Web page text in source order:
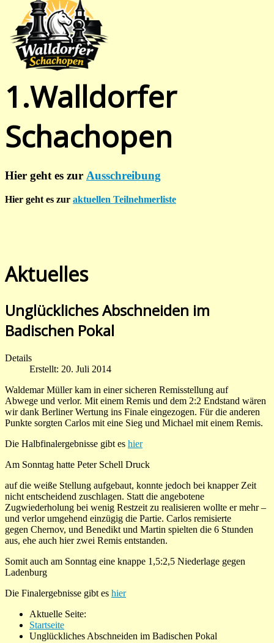
1.Walldorfer
Schachopen
Hier geht es zur Ausschreibung
Hier geht es zur aktuellen Teilnehmerliste
Aktuelles
Unglückliches Abschneiden im
Badischen Pokal
Details
Erstellt: 20. Juli 2014
Waldemar Müller kam in einer sicheren Remisstellung auf
Abwege und verlor. Mit einem Remis und dem 2:2 Endstand wären
wir dank Berliner Wertung ins Finale eingezogen. Für die anderen
Punkte sorgten Carlos mit eine Sieg und Michael mit einem Remis.
Die Halbfinalergebnisse gibt es hier
Am Sonntag hatte Peter Schell Druck
auf die weiße Stellung aufgebaut, konnte jedoch bei knapper Zeit
nicht entscheidend zuschlagen. Statt die angebotene
Zugwiederholung bei wenig Restzeit zu realisieren wollte er mehr –
und verlor umgehend einzügig die Partie. Carlos remisierte
gegen Chernov, und Benedikt und Martin spielten die 6 Stunden
aus, ehe auch hier zwei Remis entstanden.
Somit auch am Sonntag eine knappe 1,5:2,5 Niederlage gegen
Ladenburg
Die Finalergebnisse gibt es hier
Aktuelle Seite:
Startseite
Unglückliches Abschneiden im Badischen Pokal